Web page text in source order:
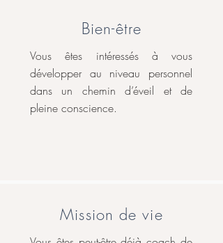
Bien-être
Vous êtes intéressés à vous
développer au niveau personnel
dans un chemin d’éveil et de
pleine conscience.
Missionde vie